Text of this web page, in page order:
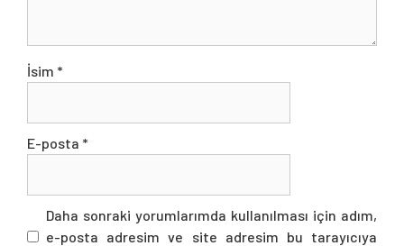
İsim *
E-posta *
Daha sonraki yorumlarımda kullanılması için adım,
e-posta adresim ve site adresim bu tarayıcıya